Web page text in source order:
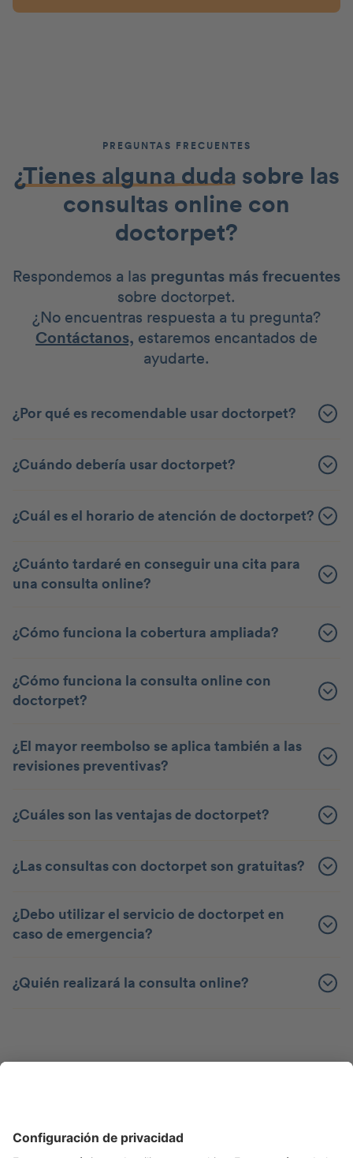
PREGUNTAS FRECUENTES
¿Tienes alguna duda sobre las
consultas online con
doctorpet?
Respondemos a las preguntas más frecuentes
sobre doctorpet.
¿No encuentras respuesta a tu pregunta?
Contáctanos, estaremos encantados de
ayudarte.
¿Por qué es recomendable usar doctorpet?
¿Cuándo debería usar doctorpet?
¿Cuál es el horario de atención de doctorpet?
¿Cuánto tardaré en conseguir una cita para
una consulta online?
¿Cómo funciona la cobertura ampliada?
¿Cómo funciona la consulta online con
doctorpet?
¿El mayor reembolso se aplica también a las
revisiones preventivas?
¿Cuáles son las ventajas de doctorpet?
¿Las consultas con doctorpet son gratuitas?
¿Debo utilizar el servicio de doctorpet en
caso de emergencia?
¿Quién realizará la consulta online?